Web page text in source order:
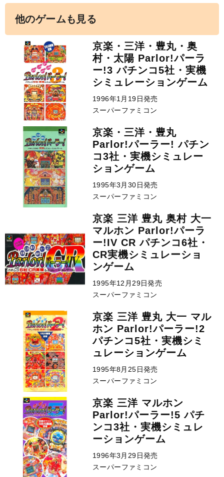
他のゲームも見る
京楽・三洋・豊丸・奥
村・太陽 Parlor!パーラ
ー!3 パチンコ5社・実機
シミュレーションゲーム
1996年1月19日発売
スーパーファミコン
京楽・三洋・豊丸
Parlor!パーラー! パチン
コ3社・実機シミュレー
ションゲーム
1995年3月30日発売
スーパーファミコン
京楽 三洋 豊丸 奥村 大一
マルホン Parlor!パーラ
ー!IV CR パチンコ6社・
CR実機シミュレーショ
ンゲーム
1995年12月29日発売
スーパーファミコン
京楽 三洋 豊丸 大一 マル
ホン Parlor!パーラー!2
パチンコ5社・実機シミ
ュレーションゲーム
1995年8月25日発売
スーパーファミコン
京楽 三洋 マルホン
Parlor!パーラー!5 パチ
ンコ3社・実機シミュレ
ーションゲーム
1996年3月29日発売
スーパーファミコン